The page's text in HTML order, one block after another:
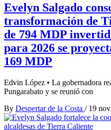
Evelyn Salgado
transformación de
de 794 MDP
para 2026 se
169 MDP
Edvin López • La gobernadora
Pungarabato y se reunió con
By Despertar de la Costa / 19